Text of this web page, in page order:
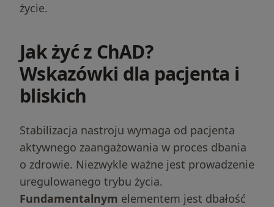
życie.
Jak żyć z ChAD?
Wskazówki dla pacjenta i
bliskich
Stabilizacja nastroju wymaga od pacjenta
aktywnego zaangażowania w proces dbania
o zdrowie. Niezwykle ważne jest prowadzenie
uregulowanego trybu życia.
Fundamentalnym elementem jest dbałość